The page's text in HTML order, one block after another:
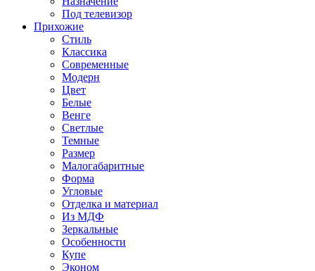
Под телевизор
Прихожие
Стиль
Классика
Современные
Модерн
Цвет
Белые
Венге
Светлые
Темные
Размер
Малогабаритные
Форма
Угловые
Отделка и материал
Из МДФ
Зеркальные
Особенности
Купе
Эконом